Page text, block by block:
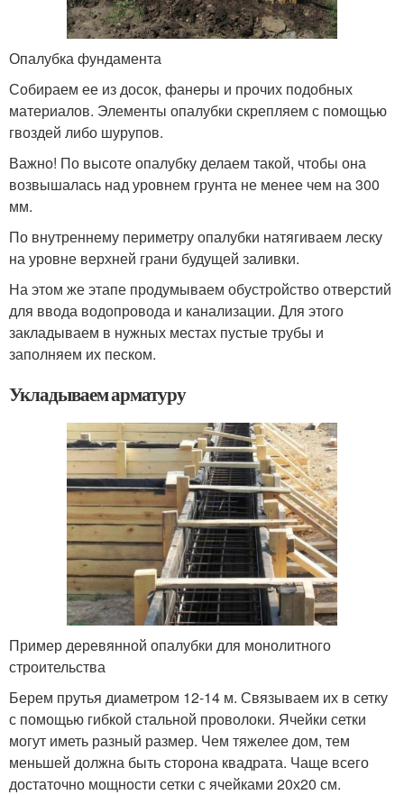
Опалубка фундамента
Собираем ее из досок, фанеры и прочих подобных
материалов. Элементы опалубки скрепляем с помощью
гвоздей либо шурупов.
Важно! По высоте опалубку делаем такой, чтобы она
возвышалась над уровнем грунта не менее чем на 300
мм.
По внутреннему периметру опалубки натягиваем леску
на уровне верхней грани будущей заливки.
На этом же этапе продумываем обустройство отверстий
для ввода водопровода и канализации. Для этого
закладываем в нужных местах пустые трубы и
заполняем их песком.
Укладываем арматуру
Пример деревянной опалубки для монолитного
строительства
Берем прутья диаметром 12-14 м. Связываем их в сетку
с помощью гибкой стальной проволоки. Ячейки сетки
могут иметь разный размер. Чем тяжелее дом, тем
меньшей должна быть сторона квадрата. Чаще всего
достаточно мощности сетки с ячейками 20х20 см.